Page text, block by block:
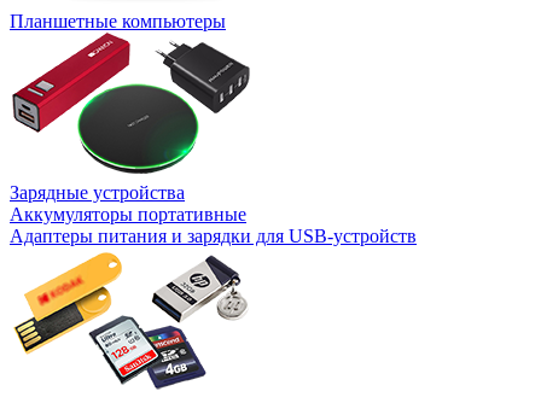
Планшетные компьютеры
Зарядные устройства
Аккумуляторы портативные
Адаптеры питания и зарядки для USB-устройств